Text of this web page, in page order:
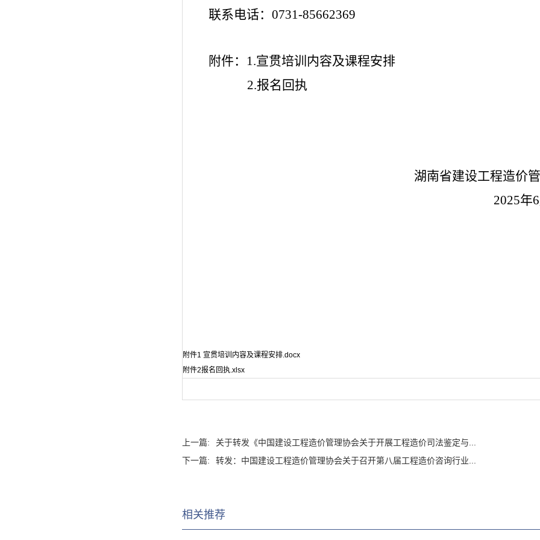
联系电话： 0731-85662369
附件： 1.宣贯培训内容及课程安排
2.报名回执
湖南省建设工程造价
2025年6
附件1 宣贯培训内容及课程安排.docx
附件2报名回执.xlsx
上一篇:
关于转发《中国建设工程造价管理协会关于开展工程造价司法鉴定与...
下一篇:
转发：中国建设工程造价管理协会关于召开第八届工程造价咨询行业...
相关推荐